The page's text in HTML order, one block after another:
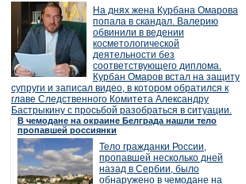
На днях жена Курбана Омарова
попала в скандал. Валерию
обвинили в ведении
косметологической
деятельности без
соответствующего диплома.
Курбан Омаров встал на защиту
супруги и записал видео, в котором обратился к
главе Следственного Комитета Александру
Бастрыкину с просьбой разобраться в ситуации.
В чемодане на окраине Белграда нашли тело
пропавшей россиянки
Тело гражданки России,
пропавшей несколько дней
назад в Сербии, было
обнаружено в чемодане на